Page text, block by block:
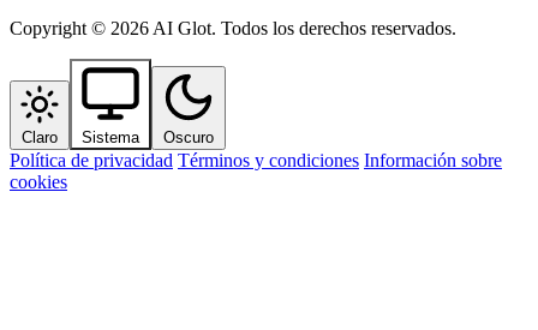
Copyright © 2026 AI Glot. Todos los derechos reservados.
Claro Sistema Oscuro
Política de privacidad Términos y condiciones Información sobre
cookies